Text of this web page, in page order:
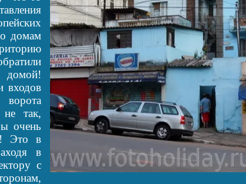
домам
домой!
входов
так,
очень
Это в
в
с